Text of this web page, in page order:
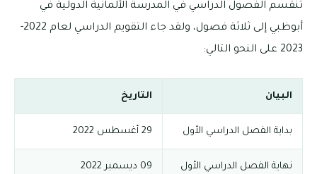
تنقسم الفصول الدراسي في المدرسة الألمانية الدولية في
أبوظبي إلى ثلاثة فصول، ولقد جاء التقويم الدراسي لعام 2022-
2023 على النحو التالي:
البيان التاريخ
بداية الفصل الدراسي الأول 29 أغسطس 2022
نهاية الفصل الدراسي الأول 09 ديسمبر 2022